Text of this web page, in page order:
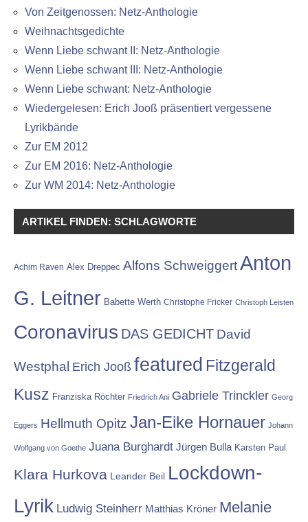
Von Zeitgenossen: Netz-Anthologie
Weihnachtsgedichte
Wenn Liebe schwant II: Netz-Anthologie
Wenn Liebe schwant III: Netz-Anthologie
Wenn Liebe schwant: Netz-Anthologie
Wiedergelesen: Erich Jooß präsentiert vergessene
Lyrikbände
Zur EM 2012
Zur EM 2016: Netz-Anthologie
Zur WM 2014: Netz-Anthologie
ARTIKEL FINDEN: SCHLAGWORTE
Achim Raven Alex Dreppec Alfons SchweiggertAnton
G. Leitner Babette Werth Christophe Fricker Christoph Leisten
Coronavirus DAS GEDICHT David
Westphal Erich Jooß featured Fitzgerald
Kusz Franziska Röchter Friedrich Ani Gabriele Trinckler Georg
Eggers Hellmuth Opitz Jan-Eike Hornauer Johann
Wolfgang von Goethe Juana Burghardt Jürgen Bulla Karsten Paul
Klara Hurkova Leander Beil Lockdown-
Lyrik Ludwig Steinherr Matthias Kröner Melanie